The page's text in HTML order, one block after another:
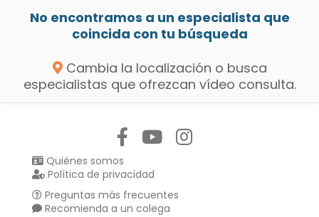
No encontramos a un especialista que
coincida con tu búsqueda
Cambia la localización o busca
especialistas que ofrezcan vídeo consulta.
Quiénes somos
Política de privacidad
Preguntas más frecuentes
Recomienda a un colega